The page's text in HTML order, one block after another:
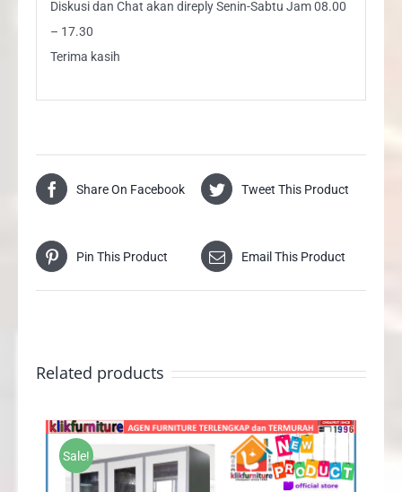
Diskusi dan Chat akan direply Senin-Sabtu Jam 08.00
– 17.30
Terima kasih
Share On Facebook Tweet This Product
Pin This Product Email This Product
Related products
Sale!